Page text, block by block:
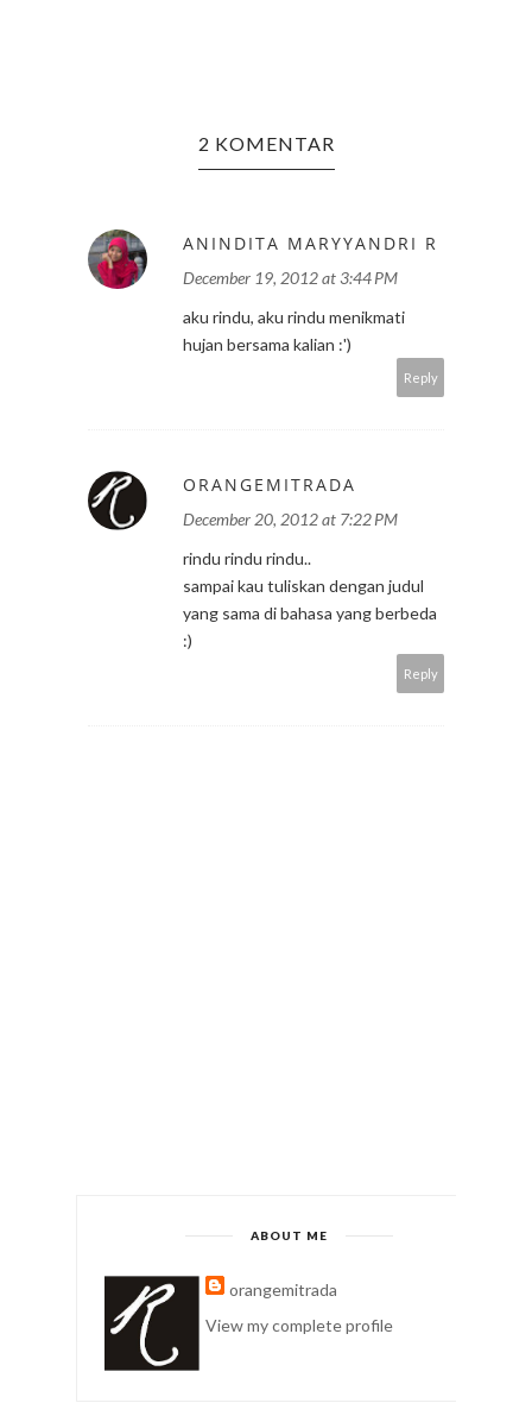
2 KOMENTAR
ANINDITA MARYYANDRI R
December 19, 2012 at 3:44 PM
aku rindu, aku rindu menikmati
hujan bersama kalian :')
Reply
ORANGEMITRADA
December 20, 2012 at 7:22 PM
rindu rindu rindu..
sampai kau tuliskan dengan judul
yang sama di bahasa yang berbeda
:)
Reply
ABOUT ME
orangemitrada
View my complete profile